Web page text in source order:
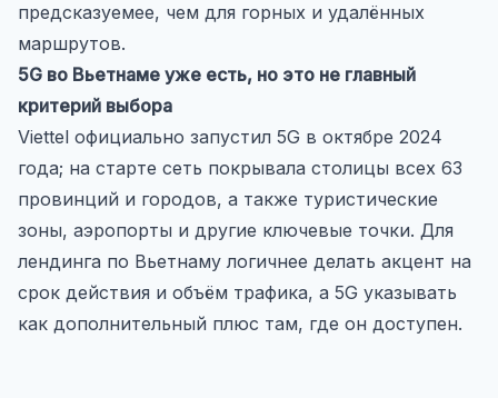
предсказуемее, чем для горных и удалённых
маршрутов.
5G во Вьетнаме уже есть, но это не главный
критерий выбора
Viettel официально запустил 5G в октябре 2024
года; на старте сеть покрывала столицы всех 63
провинций и городов, а также туристические
зоны, аэропорты и другие ключевые точки. Для
лендинга по Вьетнаму логичнее делать акцент на
срок действия и объём трафика, а 5G указывать
как дополнительный плюс там, где он доступен.